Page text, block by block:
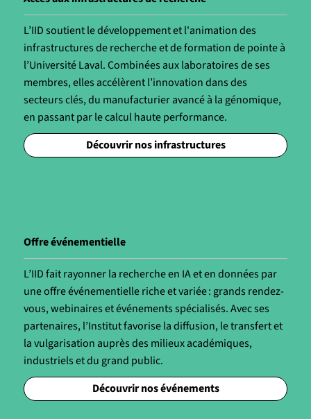
L’IID soutient le développement et l'animation des
infrastructures de recherche et de formation de pointe à
l’Université Laval. Combinées aux laboratoires de ses
membres, elles accélèrent l’innovation dans des
secteurs clés, du manufacturier avancé à la génomique,
en passant par le calcul haute performance.
Découvrir nos infrastructures
Offre événementielle
L’IID fait rayonner la recherche en IA et en données par
une offre événementielle riche et variée : grands rendez-
vous, webinaires et événements spécialisés. Avec ses
partenaires, l’Institut favorise la diffusion, le transfert et
la vulgarisation auprès des milieux académiques,
industriels et du grand public.
Découvrir nos événements